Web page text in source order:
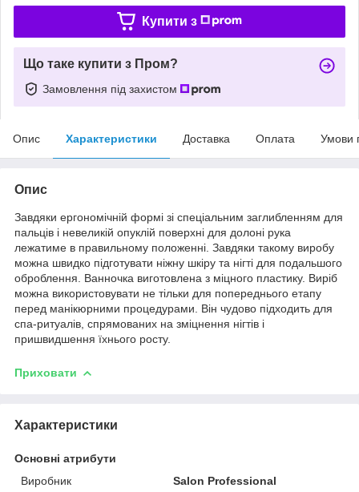
Купити з
Що таке купити з Пром?
Замовлення під захистом
Опис Характеристики Доставка Оплата Умови
Опис
Завдяки ергономічній формі зі спеціальним заглибленням для
пальців і невеликій опуклій поверхні для долоні рука
лежатиме в правильному положенні. Завдяки такому виробу
можна швидко підготувати ніжну шкіру та нігті для подальшого
оброблення. Ванночка виготовлена з міцного пластику. Виріб
можна використовувати не тільки для попереднього етапу
перед манікюрними процедурами. Він чудово підходить для
спа-ритуалів, спрямованих на зміцнення нігтів і
пришвидшення їхнього росту.
Приховати
Характеристики
Основні атрибути
Виробник
Salon Professional